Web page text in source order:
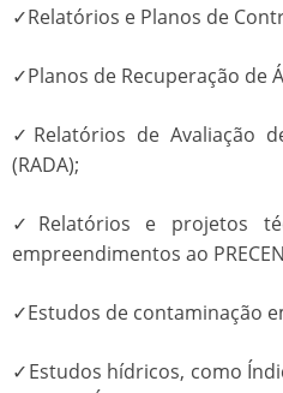
✓Relatórios e Planos de
✓Planos de Recuperação de
✓Relatórios de Avaliação
(RADA);
✓Relatórios e projetos
empreendimentos ao
✓Estudos de contaminação
✓Estudos hídricos, como